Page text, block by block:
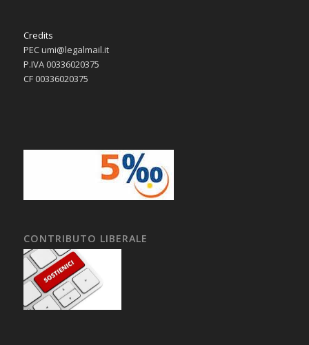
Credits
PEC umi@legalmail.it
P.IVA 00336020375
CF 00336020375
CONTRIBUTO LIBERALE